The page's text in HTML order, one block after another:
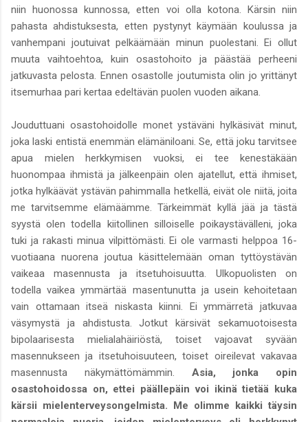
niin huonossa kunnossa, etten voi olla kotona. Kärsin niin
pahasta ahdistuksesta, etten pystynyt käymään koulussa ja
vanhempani joutuivat pelkäämään minun puolestani. Ei ollut
muuta vaihtoehtoa, kuin osastohoito ja päästää perheeni
jatkuvasta pelosta. Ennen osastolle joutumista olin jo yrittänyt
itsemurhaa pari kertaa edeltävän puolen vuoden aikana.
Jouduttuani osastohoidolle monet ystäväni hylkäsivät minut,
joka laski entistä enemmän elämäniloani. Se, että joku tarvitsee
apua mielen herkkymisen vuoksi, ei tee kenestäkään
huonompaa ihmistä ja jälkeenpäin olen ajatellut, että ihmiset,
jotka hylkäävät ystävän pahimmalla hetkellä, eivät ole niitä, joita
me tarvitsemme elämäämme. Tärkeimmät kyllä jää ja tästä
syystä olen todella kiitollinen silloiselle poikaystävälleni, joka
tuki ja rakasti minua vilpittömästi. Ei ole varmasti helppoa 16-
vuotiaana nuorena joutua käsittelemään oman tyttöystävän
vaikeaa masennusta ja itsetuhoisuutta. Ulkopuolisten on
todella vaikea ymmärtää masentunutta ja usein kehoitetaan
vain ottamaan itseä niskasta kiinni. Ei ymmärretä jatkuvaa
väsymystä ja ahdistusta. Jotkut kärsivät sekamuotoisesta
bipolaarisesta mielialahäiriöstä, toiset vajoavat syvään
masennukseen ja itsetuhoisuuteen, toiset oireilevat vakavaa
masennusta näkymättömämmin. Asia, jonka opin
osastohoidossa on, ettei päällepäin voi ikinä tietää kuka
kärsii mielenterveysongelmista. Me olimme kaikki täysin